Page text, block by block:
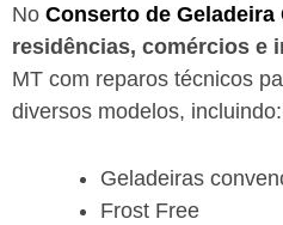
No Conserto de Geladeira
residências, comércios e
MT com reparos técnicos
diversos modelos, incluindo:
Geladeiras
Frost Free